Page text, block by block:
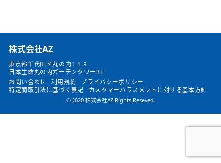
​株式会社AZ
東京都千代田区丸の内1-1-3
日本生命丸の内ガーデンタワー3F
お問い合わせ
利用規約
プライバシーポリシー
特定商取引法に基づく表記
カスタマーハラスメントに対する基本方針
© 2020 株式会社AZ Rights Reseved.